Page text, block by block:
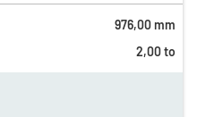
976,00 mm
2,00 to